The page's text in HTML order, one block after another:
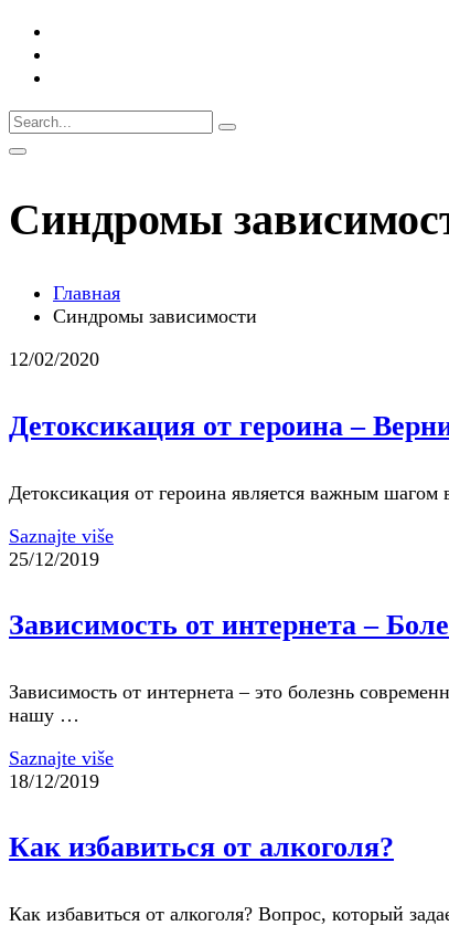
Синдромы
Главная
Синдромы зависимости
12/02/2020
Детоксикация от героина –
Детоксикация от героина является важным
Saznajte više
25/12/2019
Зависимость от интернета –
Зависимость от интернета – это болезнь
нашу …
Saznajte više
18/12/2019
Как избавиться от алкоголя?
Как избавиться от алкоголя? Вопрос, который